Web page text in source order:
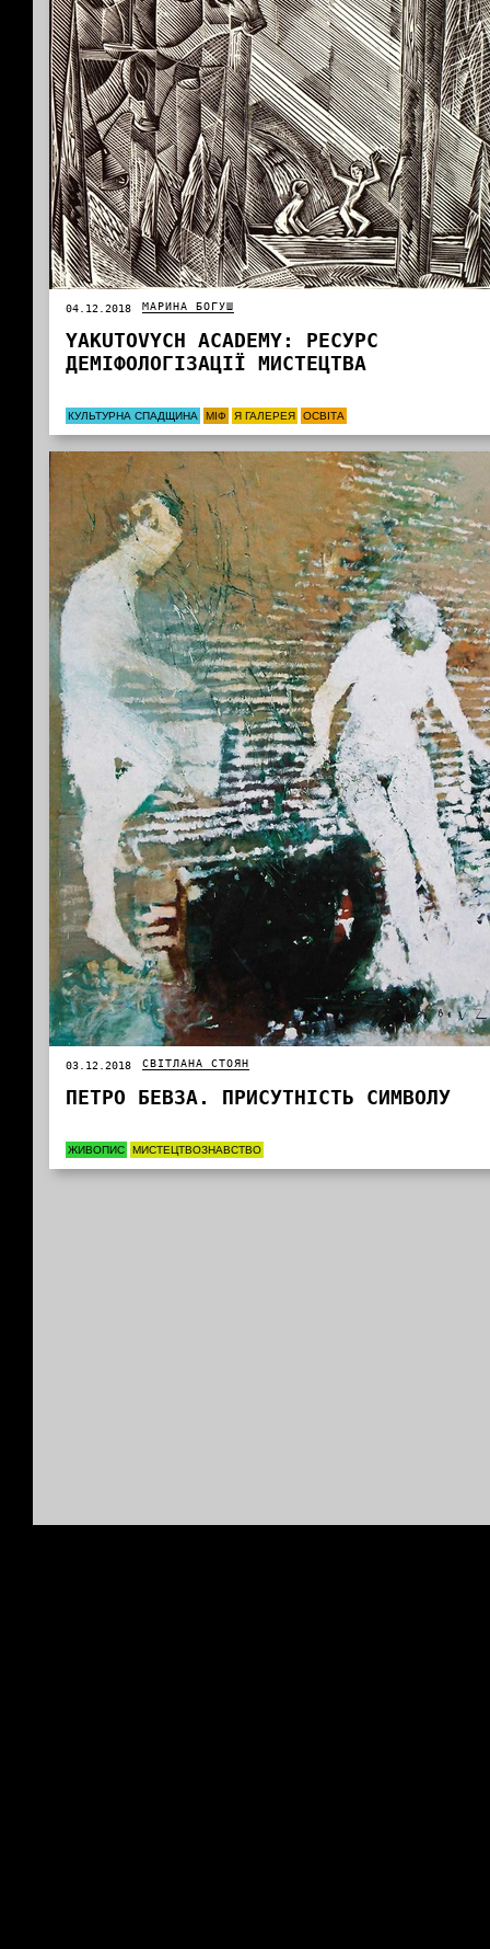
04.12.2018 МАРИНА БОГУШ
YAKUTOVYCH АCADEMY: РЕСУРС
ДЕМІФОЛОГІЗАЦІЇ МИСТЕЦТВА
КУЛЬТУРНА СПАДЩИНА МІФ Я ГАЛЕРЕЯ ОСВІТА
03.12.2018 СВІТЛАНА СТОЯН
ПЕТРО БЕВЗА. ПРИСУТНІСТЬ СИМВОЛУ
ЖИВОПИС МИСТЕЦТВОЗНАВСТВО